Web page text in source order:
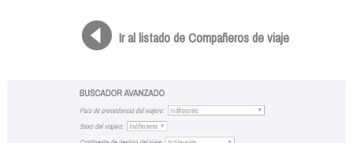
Ir al listado de Compañeros de viaje